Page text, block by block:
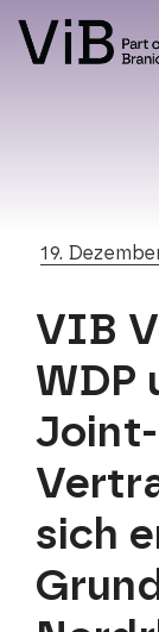
19.
VIB
WDP
sich